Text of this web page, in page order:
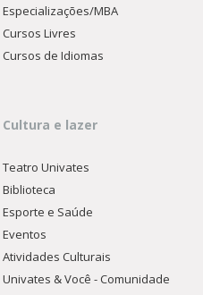
Especializações/MBA
Cursos Livres
Cursos de Idiomas
Cultura e lazer
Teatro Univates
Biblioteca
Esporte e Saúde
Eventos
Atividades Culturais
Univates & Você - Comunidade